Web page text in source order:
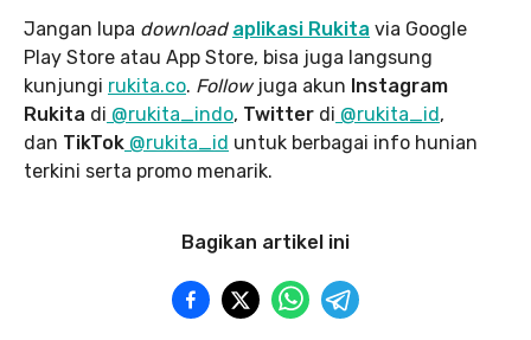
Jangan lupa download aplikasi Rukita via Google
Play Store atau App Store, bisa juga langsung
kunjungi rukita.co. Followjuga akun Instagram
Rukita di @rukita_indo, Twitter di @rukita_id,
dan TikTok @rukita_id untuk berbagai info hunian
terkini serta promo menarik.
Bagikan artikel ini